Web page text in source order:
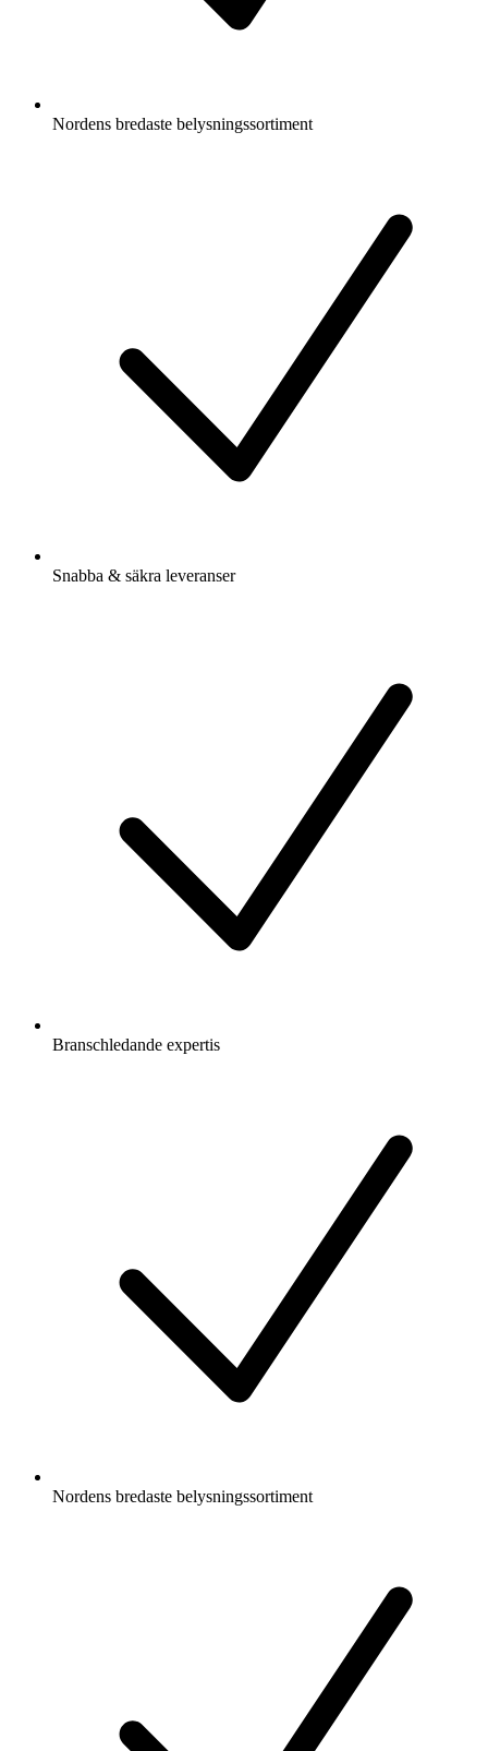
Nordens bredaste belysningssortiment
Snabba & säkra leveranser
Branschledande expertis
Nordens bredaste belysningssortiment